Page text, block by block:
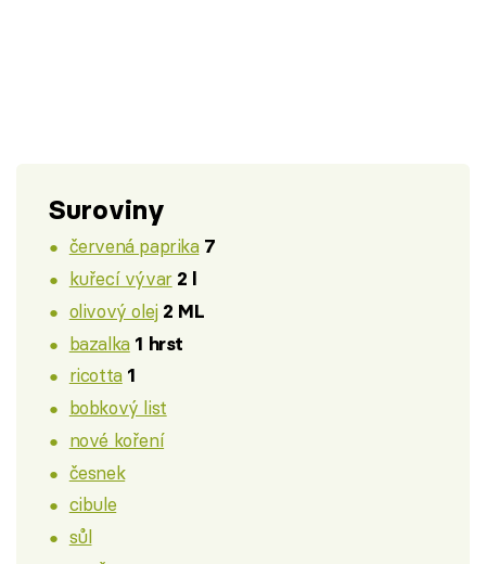
Suroviny
červená paprika 7
kuřecí vývar 2 l
olivový olej 2 ML
bazalka 1 hrst
ricotta 1
bobkový list
nové koření
česnek
cibule
sůl